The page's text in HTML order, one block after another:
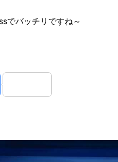
でバッチリですね～
共